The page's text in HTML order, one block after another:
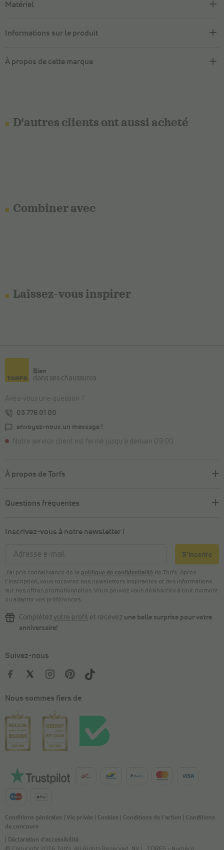
Matériel
Informations sur le produit
À propos de cette marque
D'autres clients ont aussi acheté
Combiner avec
Laissez-vous inspirer
Bien
dans ses chaussures
Avez-vous une question ?
03 776 01 00
envoyez-nous un message !
Notre service client est fermé jusqu'à demain 09:00
À propos de Torfs
Questions fréquentes
Inscrivez-vous à notre newsletter !
S'inscrire
J’ai pris connaissance de la politique de confidentialité de Torfs. Après
l’inscription, vous recevrez nos newsletters inspirantes et des informations
sur nos offres promotionnelles. Vous pouvez vous désinscrire à tout moment
ou adapter vos préférences.
Complétez votre profil et recevez une belle surprise pour votre
anniversaire!
Suivez-nous
Nous sommes fiers de
Conditions générales Vie privée Cookies Conditions de l'action
Conditions
de concours
Déclaration d'accessibilité